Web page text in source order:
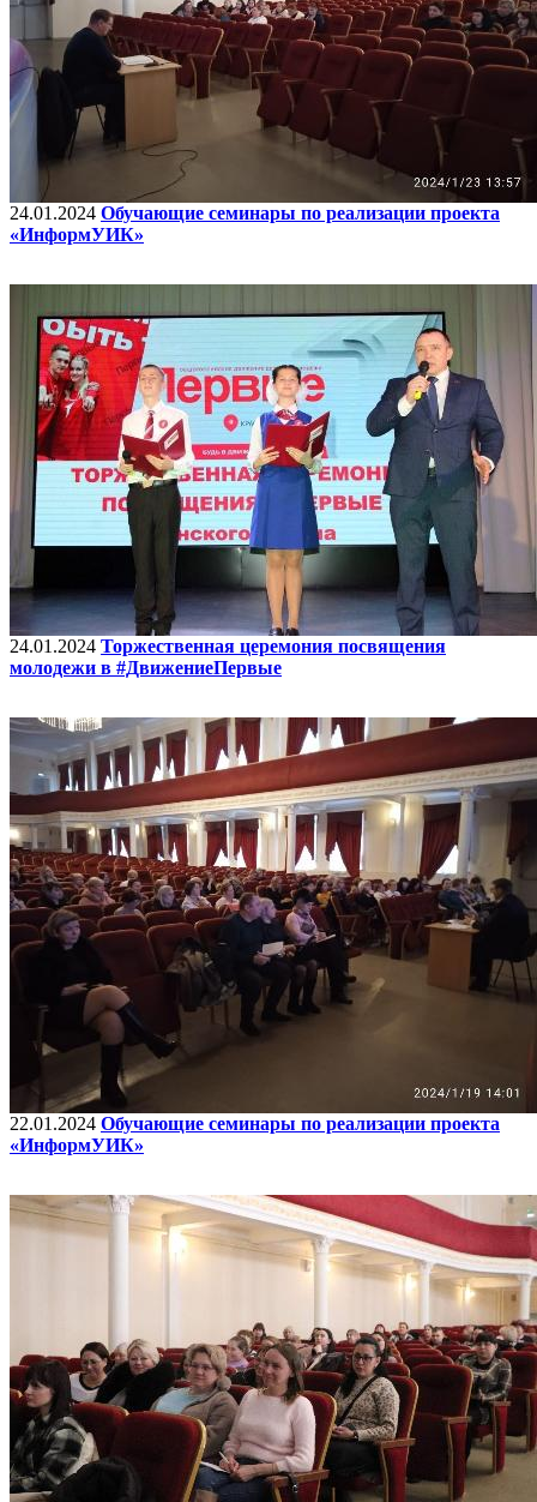
24.01.2024 Обучающие семинары по реализации проекта
«ИнформУИК»
24.01.2024 Торжественная церемония посвящения
молодежи в #ДвижениеПервые
22.01.2024 Обучающие семинары по реализации проекта
«ИнформУИК»